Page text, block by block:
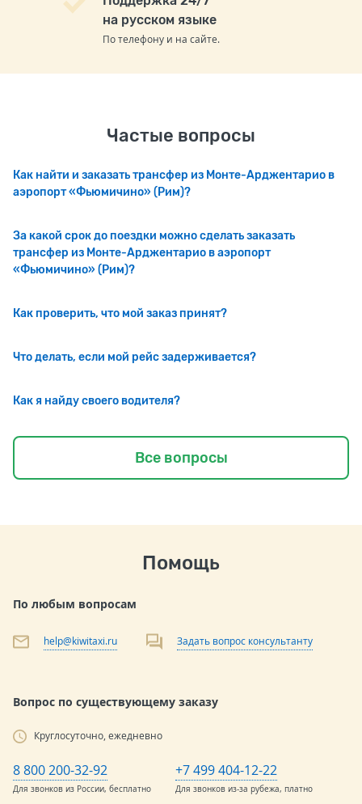
на русском языке
По телефону и на сайте.
Частые вопросы
Как найти и заказать трансфер из Монте-Арджентарио в
аэропорт «Фьюмичино» (Рим)?
За какой срок до поездки можно сделать заказать
трансфер из Монте-Арджентарио в аэропорт
«Фьюмичино» (Рим)?
Как проверить, что мой заказ принят?
Что делать, если мой рейс задерживается?
Как я найду своего водителя?
Все вопросы
Помощь
По любым вопросам
help@kiwitaxi.ru Задать вопрос консультанту
Вопрос по существующему заказу
Круглосуточно, ежедневно
8 800 200-32-92
Для звонков из России, бесплатно
+7 499 404-12-22
Для звонков из-за рубежа, платно